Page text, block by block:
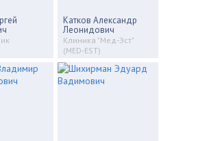
Катков Александр
Леонидович
Клиника "Мед-Эст"
(MED-EST)